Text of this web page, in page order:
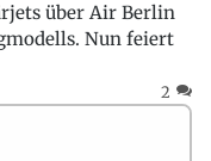
über Air Berlin
Nun feiert
2